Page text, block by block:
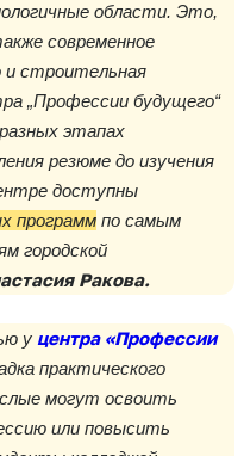
области. Это,
современное
и строительная
„Профессии будущего“
этапах
резюме до изучения
доступны
программпо самым
городской
Ракова.
у центра «Профессии
практического
могут освоить
или повысить